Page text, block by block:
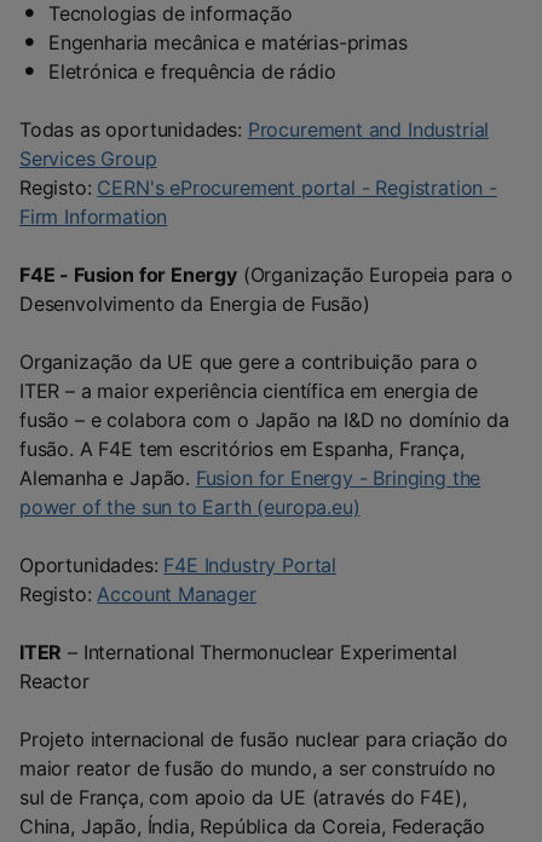
Tecnologias de informação
Engenharia mecânica e matérias-primas
Eletrónica e frequência de rádio
Todas as oportunidades: Procurement and Industrial
Services Group
Registo: CERN's eProcurement portal - Registration -
Firm Information
F4E - Fusion for Energy(Organização Europeia para o
Desenvolvimento da Energia de Fusão)
Organização da UE que gere a contribuição para o
ITER – a maior experiência científica em energia de
fusão – e colabora com o Japão na I&D no domínio da
fusão. A F4E tem escritórios em Espanha, França,
Alemanha e Japão. Fusion for Energy - Bringing the
power of the sun to Earth (europa.eu)
Oportunidades: F4E Industry Portal
Registo: Account Manager
ITER – International Thermonuclear Experimental
Reactor
Projeto internacional de fusão nuclear para criação do
maior reator de fusão do mundo, a ser construído no
sul de França, com apoio da UE (através do F4E),
China, Japão, Índia, República da Coreia, Federação